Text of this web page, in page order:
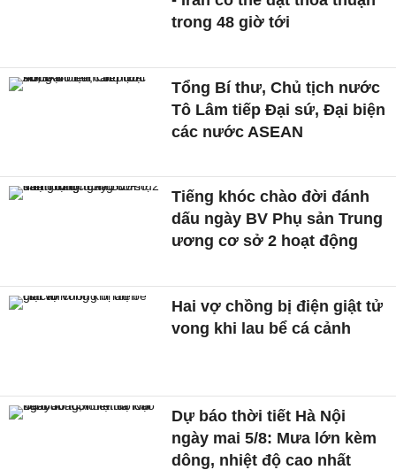
trong 48 giờ tới
Tổng Bí thư, Chủ tịch nước
Tô Lâm tiếp Đại sứ, Đại biện
các nước ASEAN
Tiếng khóc chào đời đánh
dấu ngày BV Phụ sản Trung
ương cơ sở 2 hoạt động
Hai vợ chồng bị điện giật tử
vong khi lau bể cá cảnh
Dự báo thời tiết Hà Nội
ngày mai 5/8: Mưa lớn kèm
dông, nhiệt độ cao nhất